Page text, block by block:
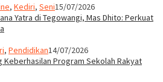
, Kediri, Seni15/07/2026
Yatra di Tegowangi, Mas Dhito: Perkuat
, Pendidikan14/07/2026
Keberhasilan Program Sekolah Rakyat